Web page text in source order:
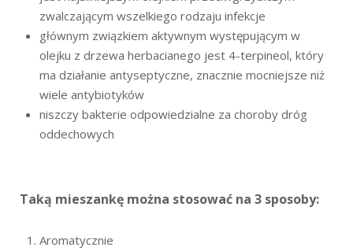
zwalczającym wszelkiego rodzaju infekcje
głównym związkiem aktywnym występującym w
olejku z drzewa herbacianego jest 4-terpineol, który
ma działanie antyseptyczne, znacznie mocniejsze niż
wiele antybiotyków
niszczy bakterie odpowiedzialne za choroby dróg
oddechowych
Taką mieszankę można stosować na 3 sposoby:
Aromatycznie